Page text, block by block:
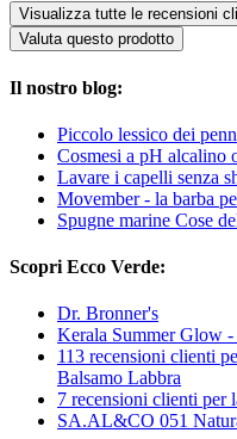
Visualizza tutte le recensioni
Valuta questo prodotto
Il nostro blog:
Piccolo lessico dei
Cosmesi a pH alcalino
Lavare i capelli senza
Movember - la barba
Spugne marine Cose
Scopri Ecco Verde:
Dr. Bronner's
Kerala Summer Glow
113 recensioni clienti
Balsamo Labbra
7 recensioni clienti per
SA.AL&CO 051